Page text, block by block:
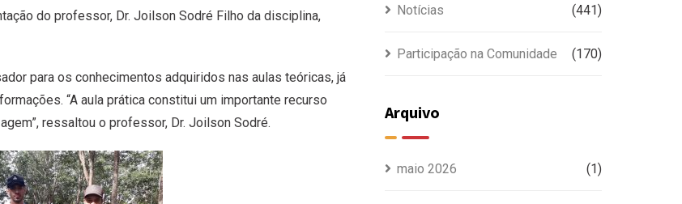
do professor, Dr. Joilson Sodré Filho da disciplina,
para os conhecimentos adquiridos nas aulas teóricas, já
“A aula prática constitui um importante recurso
ressaltou o professor, Dr. Joilson Sodré.
Notícias (441)
Participação na Comunidade (170)
Arquivo
maio 2026 (1)